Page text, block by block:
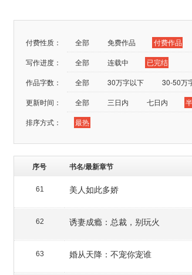
付费性质： 全部 免费作品
付费作品
写作进度：
全部 连载中
已完结
作品字数：
全部 30万字以下 30-50万
更新时间：
全部 三日内 七日内
排序方式：
最热
序号 书名/最新章节
61 美人如此多娇
62 诱妻成瘾：总裁，别玩火
63 婚从天降：不宠你宠谁